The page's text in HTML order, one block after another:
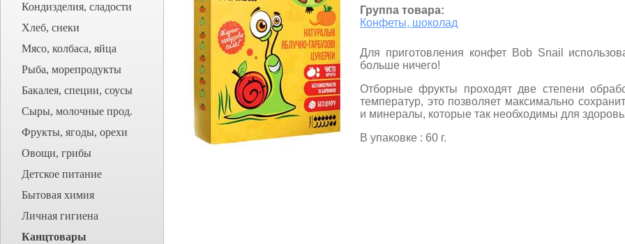
Кондизделия, сладости
Хлеб, снеки
Мясо, колбаса, яйца
Рыба, морепродукты
Бакалея, специи, соусы
Сыры, молочные прод.
Фрукты, ягоды, орехи
Овощи, грибы
Детское питание
Бытовая химия
Личная гигиена
Канцтовары
Группа товара:
Конфеты, шоколад
Для приготовления конфет Bob Snail
больше ничего!
Отборные фрукты проходят две степени
температур, это позволяет максимально
и минералы, которые так необходимы для
В упаковке : 60 г.